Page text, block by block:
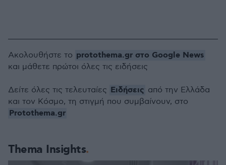
Thema Insights
Ακολουθήστε το protothema.gr στο Google News
και μάθετε πρώτοι όλες τις ειδήσεις
Δείτε όλες τις τελευταίες Ειδήσεις από την Ελλάδα
και τον Κόσμο, τη στιγμή που συμβαίνουν, στο
Protothema.gr